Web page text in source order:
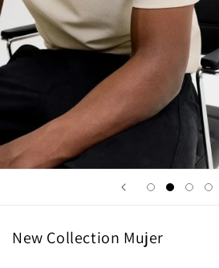
New Collection Mujer